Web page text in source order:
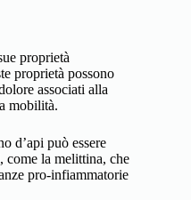
proprietà
proprietà possono
associati alla
mobilità.
d’api può essere
come la melittina, che
pro-infiammatorie